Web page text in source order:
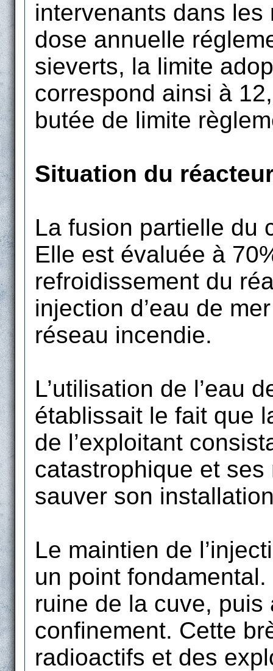
intervenants dans
dose annuelle
sieverts, la limite
correspond ainsi à
butée de limite
Situation du
La fusion partielle du
Elle est évaluée à
refroidissement du
injection d’eau de
réseau incendie.
L’utilisation de l’eau
établissait le fait que
de l’exploitant
catastrophique et
sauver son
Le maintien de
un point
ruine de la cuve, puis
confinement. Cette
radioactifs et des